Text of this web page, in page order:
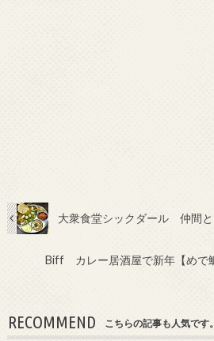
大衆食堂シックダール 仲間
Biff カレー居酒屋で新年【めで
RECOMMEND こちらの記事も人気です。